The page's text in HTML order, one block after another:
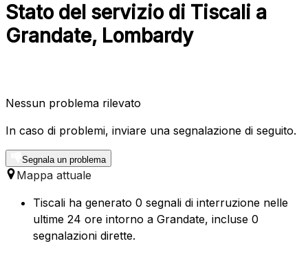
Stato del servizio di Tiscali a
Grandate, Lombardy
Nessun problema rilevato
In caso di problemi, inviare una segnalazione di seguito.
Segnala un problema
Mappa attuale
Tiscali ha generato 0 segnali di interruzione nelle
ultime 24 ore intorno a Grandate, incluse 0
segnalazioni dirette.